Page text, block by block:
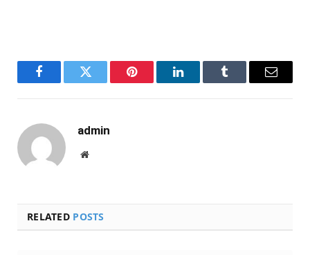
FacebookTwitter Pinterest LinkedInTumblr Email
admin
Website
RELATED POSTS